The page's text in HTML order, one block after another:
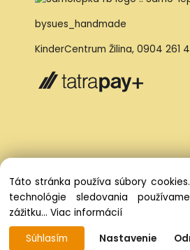
bysues_handmade
KinderCentrum Žilina, 0904 261
Vytvorené systémom
Táto stránka používa súbory
technológie sledovania
zážitku... Viac informácií
Súhlasím
Nastavenie